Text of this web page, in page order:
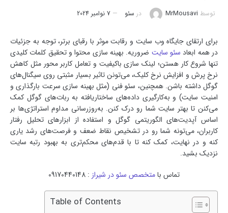
توسط MrMousavi در سئو 7 نوامبر 2024
برای ارتقای جایگاه وب سایت و رقابت موثر با رقبای برتر، توجه به جزئیات
در همه ابعاد سئو سایت ضروریه. بهینه سازی محتوا و تحقیق کلمات کلیدی
تنها شروع کار هستن؛ لینک سازی باکیفیت و تعامل کاربر محور مثل کاهش
نرخ پرش و افزایش نرخ کلیک، می‌تونن تاثیر بسیار مثبتی روی سیگنال‌های
گوگل داشته باشن. همچنین، سئو فنی (مثل بهینه سازی سرعت بارگذاری و
امنیت سایت) و به‌کارگیری داده‌های ساختاریافته به ربات‌های گوگل کمک
می‌کنن تا بهتر سایت شما رو درک کنن. به‌روزرسانی مداوم استراتژی‌ها بر
اساس آپدیت‌های الگوریتمی گوگل و استفاده از ابزارهای تحلیل رفتار
کاربران، می‌تونه شما رو در تشخیص نقاط ضعف و فرصت‌های رشد یاری
کنه و در نهایت، کمک کنه تا با قدم‌های محکم‌تری به بهبود رتبه سایت
نزدیک بشید.
تماس بامتخصص سئو در شیراز : 09170440148
Table of Contents